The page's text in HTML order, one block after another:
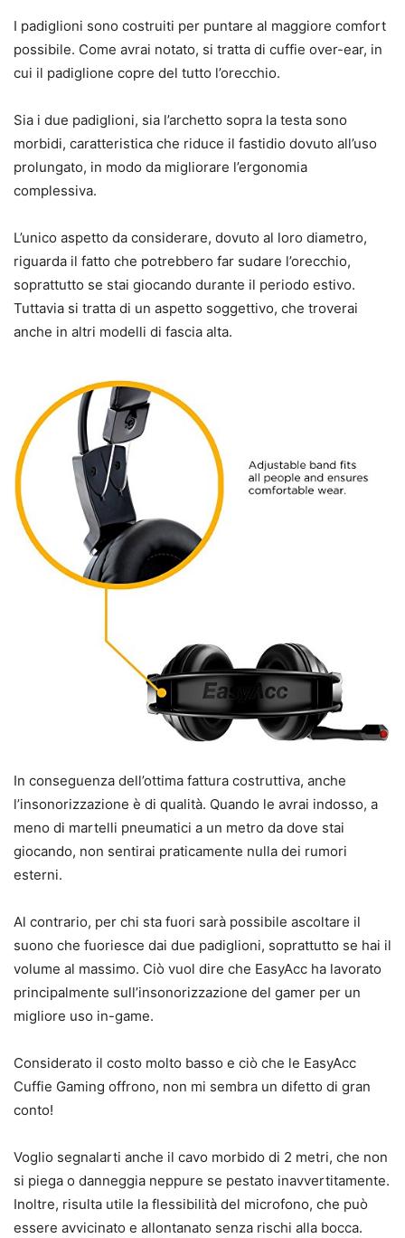
I padiglioni sono costruiti per puntare al maggiore comfort
possibile. Come avrai notato, si tratta di cuffie over-ear, in
cui il padiglione copre del tutto l’orecchio.
Sia i due padiglioni, sia l’archetto sopra la testa sono
morbidi, caratteristica che riduce il fastidio dovuto all’uso
prolungato, in modo da migliorare l’ergonomia
complessiva.
L’unico aspetto da considerare, dovuto al loro diametro,
riguarda il fatto che potrebbero far sudare l’orecchio,
soprattutto se stai giocando durante il periodo estivo.
Tuttavia si tratta di un aspetto soggettivo, che troverai
anche in altri modelli di fascia alta.
In conseguenza dell’ottima fattura costruttiva, anche
l’insonorizzazione è di qualità. Quando le avrai indosso, a
meno di martelli pneumatici a un metro da dove stai
giocando, non sentirai praticamente nulla dei rumori
esterni.
Al contrario, per chi sta fuori sarà possibile ascoltare il
suono che fuoriesce dai due padiglioni, soprattutto se hai il
volume al massimo. Ciò vuol dire che EasyAcc ha lavorato
principalmente sull’insonorizzazione del gamer per un
migliore uso in-game.
Considerato il costo molto basso e ciò che le EasyAcc
Cuffie Gaming offrono, non mi sembra un difetto di gran
conto!
Voglio segnalarti anche il cavo morbido di 2 metri, che non
si piega o danneggia neppure se pestato inavvertitamente.
Inoltre, risulta utile la flessibilità del microfono, che può
essere avvicinato e allontanato senza rischi alla bocca.